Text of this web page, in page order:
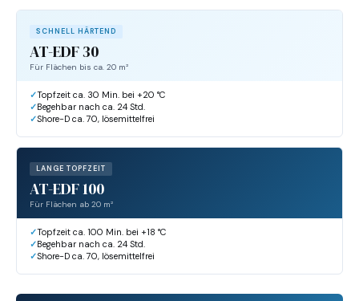
SCHNELL HÄRTEND
AT-EDF 30
Für Flächen bis ca. 20 m²
Topfzeit ca. 30 Min. bei +20 °C
Begehbar nach ca. 24 Std.
Shore-D ca. 70, lösemittelfrei
LANGE TOPFZEIT
AT-EDF 100
Für Flächen ab 20 m²
Topfzeit ca. 100 Min. bei +18 °C
Begehbar nach ca. 24 Std.
Shore-D ca. 70, lösemittelfrei